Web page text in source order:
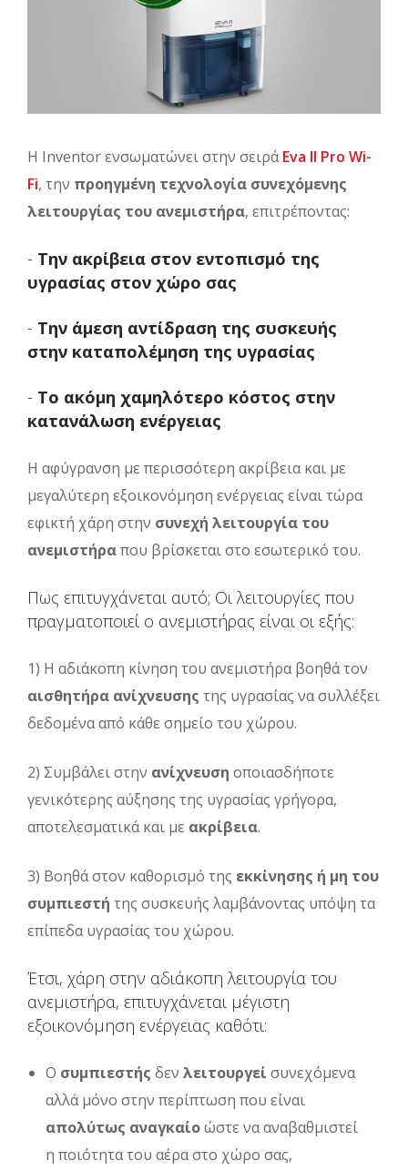
Η Ιnventor ενσωματώνει στην σειράEva II Pro Wi-
Fi, την προηγμένη τεχνολογία συνεχόμενης
λειτουργίας του ανεμιστήρα, επιτρέποντας:
- Την ακρίβεια στον εντοπισμό της
υγρασίας στον χώρο σας
- Την άμεση αντίδραση της συσκευής
στην καταπολέμηση της υγρασίας
- Το ακόμη χαμηλότερο κόστος στην
κατανάλωση ενέργειας
Η αφύγρανση με περισσότερη ακρίβεια και με
μεγαλύτερη εξοικονόμηση ενέργειας είναι τώρα
εφικτή χάρη στην συνεχή λειτουργία του
ανεμιστήραπου βρίσκεται στο εσωτερικό του.
Πως επιτυγχάνεται αυτό; Οι λειτουργίες που
πραγματοποιεί ο ανεμιστήρας είναι οι εξής:
1) Η αδιάκοπη κίνηση του ανεμιστήρα βοηθά τον
αισθητήρα ανίχνευσης της υγρασίας να συλλέξει
δεδομένα από κάθε σημείο του χώρου.
2) Συμβάλει στην ανίχνευση οποιασδήποτε
γενικότερης αύξησης της υγρασίας γρήγορα,
αποτελεσματικά και με ακρίβεια.
3) Βοηθά στον καθορισμό της εκκίνησης ή μη του
συμπιεστή της συσκευής λαμβάνοντας υπόψη τα
επίπεδα υγρασίας του χώρου.
Έτσι, χάρη στην αδιάκοπη λειτουργία του
ανεμιστήρα, επιτυγχάνεται μέγιστη
εξοικονόμηση ενέργειας καθότι:
Ο συμπιεστής δεν λειτουργεί συνεχόμενα
αλλά μόνο στην περίπτωση που είναι
απολύτως αναγκαίοώστε να αναβαθμιστεί
η ποιότητα του αέρα στο χώρο σας,